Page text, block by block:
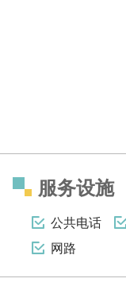
服务设施
公共电话
网路